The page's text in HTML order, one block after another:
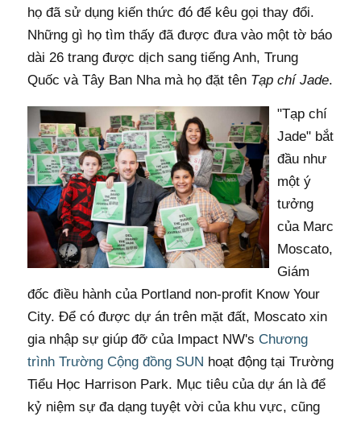
họ đã sử dụng kiến ​​thức đó để kêu gọi thay đổi.
Những gì họ tìm thấy đã được đưa vào một tờ báo
dài 26 trang được dịch sang tiếng Anh, Trung
Quốc và Tây Ban Nha mà họ đặt tên Tạp chí Jade.
"Tạp chí
Jade" bắt
đầu như
một ý
tưởng
của Marc
Moscato,
Giám
đốc điều hành của Portland non-profit Know Your
City. Để có được dự án trên mặt đất, Moscato xin
gia nhập sự giúp đỡ của Impact NW's Chương
trình Trường Cộng đồng SUN hoạt động tại Trường
Tiểu Học Harrison Park. Mục tiêu của dự án là để
kỷ niệm sự đa dạng tuyệt vời của khu vực, cũng